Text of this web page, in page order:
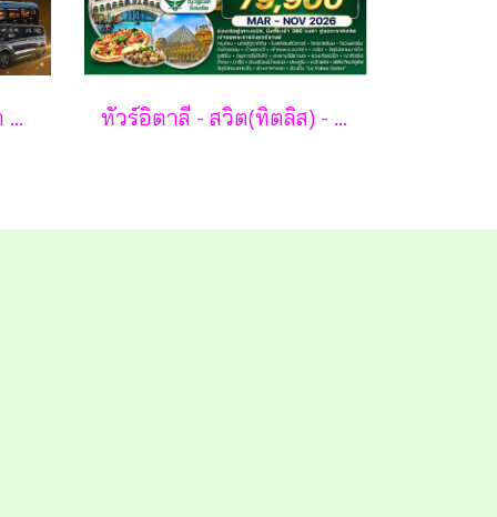
มหัศจรรย์...Luxury สวิต ฝรั่งเศส นอนหรู ระเบียงวิวหอไอเฟล 2 คืน กรุ๊ป 10 ท่าน 9 วัน 6 คืน - TG ทัวร์อิตาลี - สวิต(ทิตลิส) - ฝรั่งเศส 10 วัน -SV